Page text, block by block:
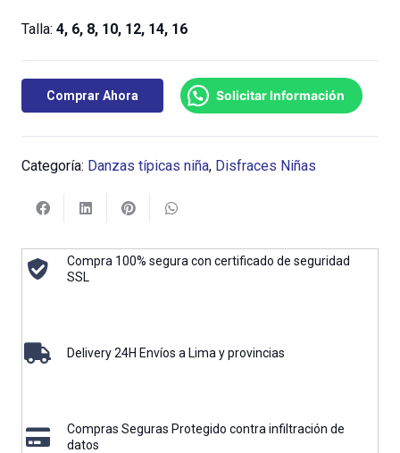
Talla: 4, 6, 8, 10, 12, 14, 16
Comprar Ahora Solicitar Información
Categoría: Danzas típicas niña, Disfraces Niñas
Compra 100% segura con certificado de seguridad
SSL
Delivery 24H Envíos a Lima y provincias
Compras Seguras Protegido contra infiltración de
datos